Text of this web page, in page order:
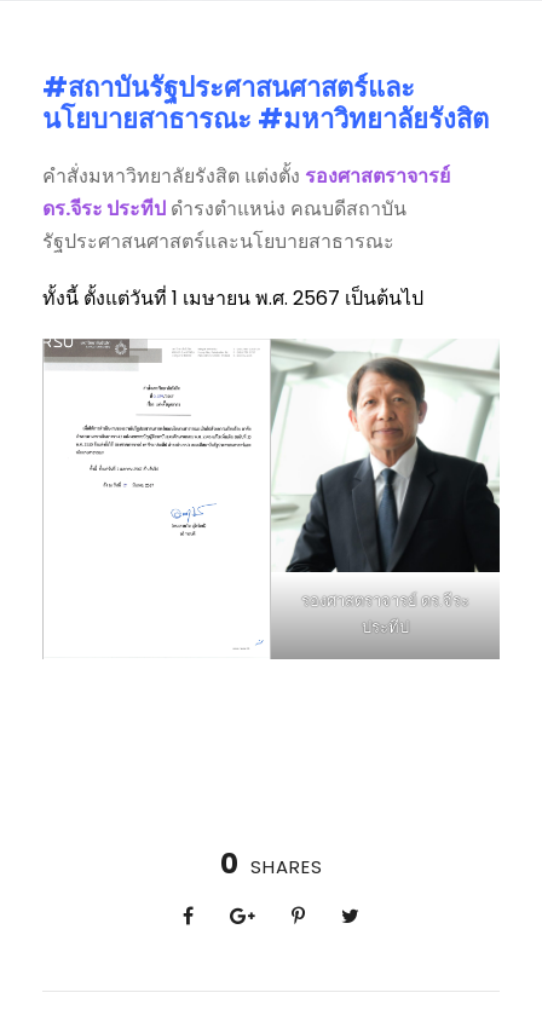
#สถาบันรัฐประศาสนศาสตร์และ
นโยบายสาธารณะ #มหาวิทยาลัยรังสิต
คำสั่งมหาวิทยาลัยรังสิต แต่งตั้ง รองศาสตราจารย์
ดร.จีระ ประทีป ดำรงตำแหน่ง คณบดีสถาบัน
รัฐประศาสนศาสตร์และนโยบายสาธารณะ
ทั้งนี้ ตั้งแต่วันที่ 1 เมษายน พ.ศ. 2567 เป็นต้นไป
รองศาสตราจารย์ ดร.จีระ
ประทีป
0 SHARES